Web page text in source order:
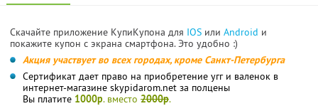
Скачайте приложение КупиКупона для IOS или Android и
покажите купон с экрана смартфона. Это удобно :)
Акция участвует во всех городах, кроме Санкт-Петербурга
Сертификат дает право на приобретение угг и валенок в
интернет-магазине skypidarom.net за полцены
Вы платите 1000р. вместо 2000р.